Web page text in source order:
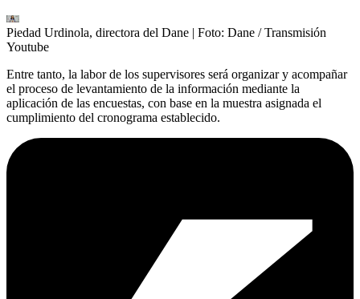
Piedad Urdinola, directora del Dane | Foto: Dane / Transmisión
Youtube
Entre tanto, la labor de los supervisores será organizar y acompañar
el proceso de levantamiento de la información mediante la
aplicación de las encuestas, con base en la muestra asignada el
cumplimiento del cronograma establecido.